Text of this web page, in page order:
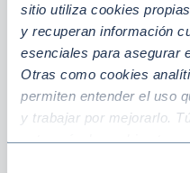
sitio utiliza cookies
y recuperan información
esenciales para asegurar
Otras como cookies
permiten entender el uso
y trabajar por mejorarlo.
Fomentando el uso
alternativosal fósil
de la empresa.
Adaptando la
carbono, reduciendo